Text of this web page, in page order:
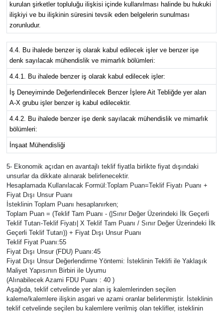
kurulan şirketler topluluğu ilişkisi içinde kullanılması halinde bu hukuki
ilişkiyi ve bu ilişkinin süresini tevsik eden belgelerin sunulması
zorunludur.
4.4. Bu ihalede benzer iş olarak kabul edilecek işler ve benzer işe
denk sayılacak mühendislik ve mimarlık bölümleri:
4.4.1. Bu ihalede benzer iş olarak kabul edilecek işler:
İş Deneyiminde Değerlendirilecek Benzer İşlere Ait Tebliğde yer alan
A-X grubu işler benzer iş kabul edilecektir.
4.4.2. Bu ihalede benzer işe denk sayılacak mühendislik ve mimarlık
bölümleri:
İnşaat Mühendisliği
5- Ekonomik açıdan en avantajlı teklif fiyatla birlikte fiyat dışındaki
unsurlar da dikkate alınarak belirlenecektir.
Hesaplamada Kullanılacak Formül:Toplam Puan=Teklif Fiyatı Puanı +
Fiyat Dışı Unsur Puanı
İsteklinin Toplam Puanı hesaplanırken;
Toplam Puan = (Teklif Tam Puanı - (|Sınır Değer Üzerindeki İlk Geçerli
Teklif Tutarı-Teklif Fiyatı| X Teklif Tam Puanı / Sınır Değer Üzerindeki İlk
Geçerli Teklif Tutarı)) + Fiyat Dışı Unsur Puanı
Teklif Fiyat Puanı:55
Fiyat Dışı Unsur (FDU) Puanı:45
Fiyat Dışı Unsur Değerlendirme Yöntemi: İsteklinin Teklifi ile Yaklaşık
Maliyet Yapısının Birbiri ile Uyumu
(Alınabilecek Azami FDU Puanı : 40 )
Aşağıda, teklif cetvelinde yer alan iş kalemlerinden seçilen
kaleme/kalemlere ilişkin asgari ve azami oranlar belirlenmiştir. İsteklinin
teklif cetvelinde seçilen bu kalemlere verilmiş olan teklifler, isteklinin